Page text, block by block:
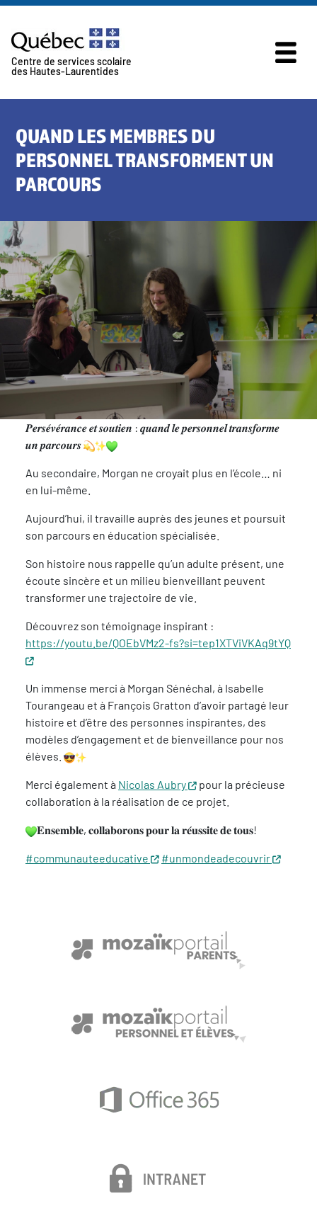
Centre de services scolaire
des Hautes-Laurentides
QUAND LES MEMBRES DU
PERSONNEL TRANSFORMENT UN
PARCOURS
𝑷𝒆𝒓𝒔𝒆́𝒗𝒆́𝒓𝒂𝒏𝒄𝒆 𝒆𝒕 𝒔𝒐𝒖𝒕𝒊𝒆𝒏 : 𝒒𝒖𝒂𝒏𝒅 𝒍𝒆 𝒑𝒆𝒓𝒔𝒐𝒏𝒏𝒆𝒍 𝒕𝒓𝒂𝒏𝒔𝒇𝒐𝒓𝒎𝒆
𝒖𝒏 𝒑𝒂𝒓𝒄𝒐𝒖𝒓𝒔
Au secondaire, Morgan ne croyait plus en l’école… ni
en lui-même.
Aujourd’hui, il travaille auprès des jeunes et poursuit
son parcours en éducation spécialisée.
Son histoire nous rappelle qu’un adulte présent, une
écoute sincère et un milieu bienveillant peuvent
transformer une trajectoire de vie.
Découvrez son témoignage inspirant :
https://youtu.be/QOEbVMz2-fs?si=tep1XTViVKAq9tYQ
Un immense merci à Morgan Sénéchal, à Isabelle
Tourangeau et à François Gratton d’avoir partagé leur
histoire et d’être des personnes inspirantes, des
modèles d’engagement et de bienveillance pour nos
élèves.
Merci également à Nicolas Aubry
pour la précieuse
collaboration à la réalisation de ce projet.
𝐄𝐧𝐬𝐞𝐦𝐛𝐥𝐞, 𝐜𝐨𝐥𝐥𝐚𝐛𝐨𝐫𝐨𝐧𝐬 𝐩𝐨𝐮𝐫 𝐥𝐚 𝐫𝐞́𝐮𝐬𝐬𝐢𝐭𝐞 𝐝𝐞 𝐭𝐨𝐮𝐬!
#communauteeducative #unmondeadecouvrir